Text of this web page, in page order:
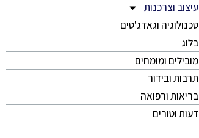
עיצוב וצרכנות
טכנולוגיה וגאדג'טים
בלוג
מובילים ומומחים
תרבות ובידור
בריאות ורפואה
דעות וטורים